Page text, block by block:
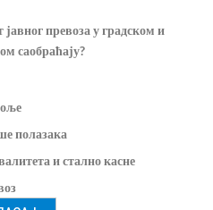
превоза у градском и
саобраћају?
полазака
и стално касне